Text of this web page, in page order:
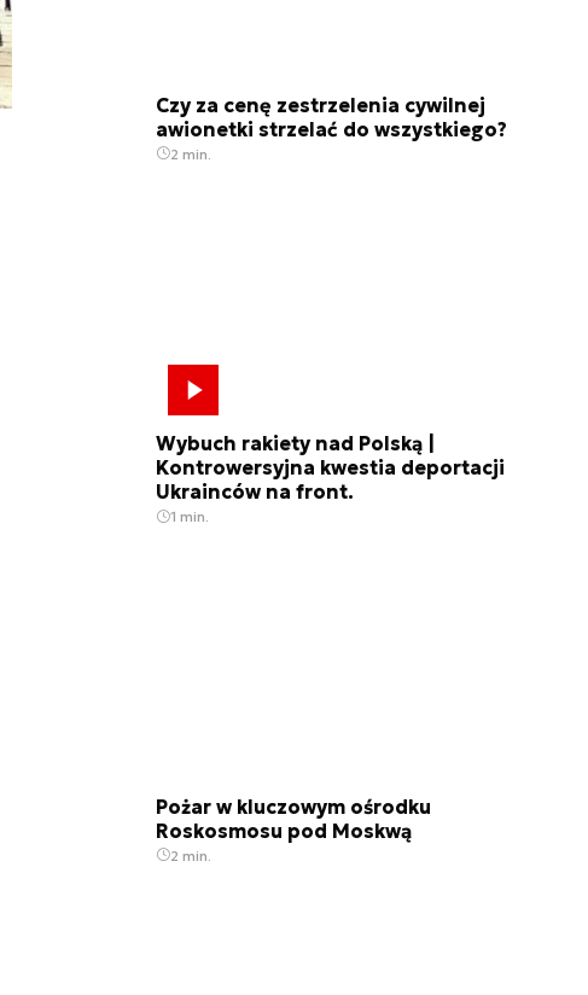
Czy za cenę zestrzelenia cywilnej
awionetki strzelać do wszystkiego?
2 min.
Wybuch rakiety nad Polską |
Kontrowersyjna kwestia deportacji
Ukrainców na front.
1 min.
Pożar w kluczowym ośrodku
Roskosmosu pod Moskwą
2 min.